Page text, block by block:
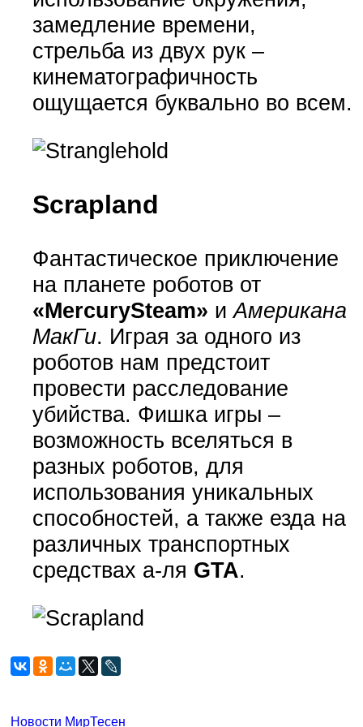
замедление времени,
стрельба из двух рук –
кинематографичность
ощущается буквально во всем.
Scrapland
Фантастическое приключение
на планете роботов от
«MercurySteam» иАмерикана
МакГи. Играя за одного из
роботов нам предстоит
провести расследование
убийства. Фишка игры –
возможность вселяться в
разных роботов, для
использования уникальных
способностей, а также езда на
различных транспортных
средствах а-ля GTA.
Новости МирТесен